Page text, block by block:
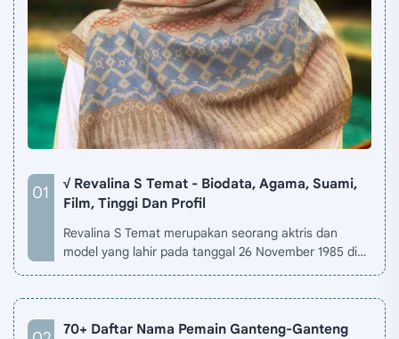
√ Revalina S Temat - Biodata, Agama, Suami,
Film, Tinggi Dan Profil
Revalina S Temat merupakan seorang aktris dan
model yang lahir pada tanggal 26 November 1985 di
70+ Daftar Nama Pemain Ganteng-Ganteng